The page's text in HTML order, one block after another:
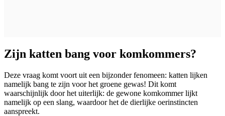
Zijn katten bang voor komkommers?
Deze vraag komt voort uit een bijzonder fenomeen: katten lijken
namelijk bang te zijn voor het groene gewas! Dit komt
waarschijnlijk door het uiterlijk: de gewone komkommer lijkt
namelijk op een slang, waardoor het de dierlijke oerinstincten
aanspreekt.